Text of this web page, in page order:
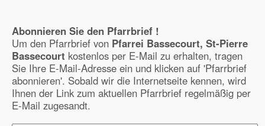
Abonnieren Sie den Pfarrbrief !
Um den Pfarrbrief von Pfarrei Bassecourt, St-Pierre
Bassecourt kostenlos per E-Mail zu erhalten, tragen
Sie Ihre E-Mail-Adresse ein und klicken auf 'Pfarrbrief
abonnieren'. Sobald wir die Internetseite kennen, wird
Ihnen der Link zum aktuellen Pfarrbrief regelmäßig per
E-Mail zugesandt.